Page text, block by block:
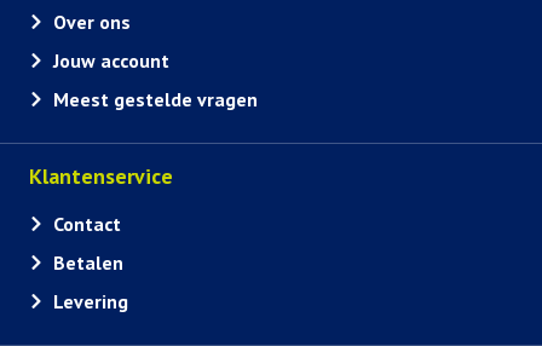
Over ons
Jouw account
Meest gestelde vragen
Klantenservice
Contact
Betalen
Levering